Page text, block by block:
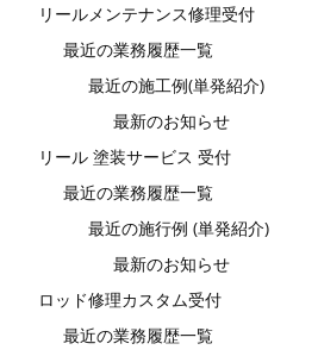
リールメンテナンス修理受付
最近の業務履歴一覧
最近の施工例(単発紹介)
最新のお知らせ
リール 塗装サービス 受付
最近の業務履歴一覧
最近の施行例 (単発紹介)
最新のお知らせ
ロッド修理カスタム受付
最近の業務履歴一覧